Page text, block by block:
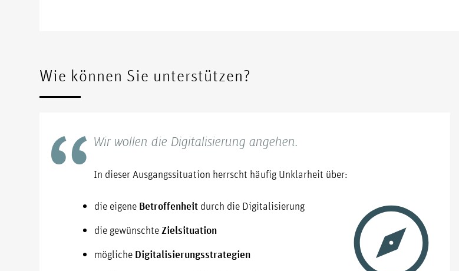
Wie können Sie unterstützen?
Wir wollen die Digitalisierung angehen.
In dieser Ausgangssituation herrscht häufig Unklarheit über:
die eigene Betroffenheit durch die Digitalisierung
die gewünschteZielsituation
mögliche Digitalisierungsstrategien